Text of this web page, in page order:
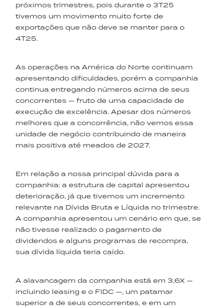
próximos trimestres, pois durante o 3T25
tivemos um movimento muito forte de
exportações que não deve se manter para o
4T25.
As operações na América do Norte continuam
apresentando dificuldades, porém a companhia
continua entregando números acima de seus
concorrentes — fruto de uma capacidade de
execução de excelência. Apesar dos números
melhores que a concorrência, não vemos essa
unidade de negócio contribuindo de maneira
mais positiva até meados de 2027.
Em relação a nossa principal dúvida para a
companhia: a estrutura de capital apresentou
deterioração, já que tivemos um incremento
relevante na Dívida Bruta e Líquida no trimestre.
A companhia apresentou um cenário em que, se
não tivesse realizado o pagamento de
dividendos e alguns programas de recompra,
sua dívida líquida teria caído.
A alavancagem da companhia está em 3,6X —
incluindo leasing e o FIDC —, um patamar
superior a de seus concorrentes, e em um